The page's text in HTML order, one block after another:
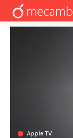
Apple TV